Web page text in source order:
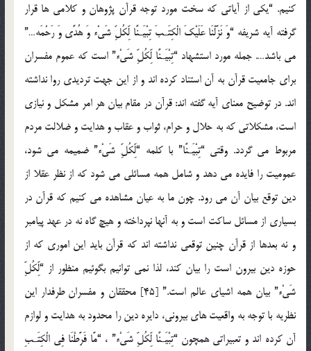
کنیم. “یکی از آیاتی که سخت مورد توجه قرآن پژوهان و کلامی ها قرار
گرفته آیه شریفه “وَ نَزَّلْنَا عَلَیْکَ الْکِتَـبَ تِبْیَـنًا لِّکُلِّ شَیْء وَ هُدًی وَ رَحْمَه…”
می باشد…. جمله مورد استشهاد “تِبْیَـنًا لِّکُلِّ شَیْء” است که عموم مفسران
برای جامعیت قرآن به آن استناد کرده اند و از این جهت تردیدی روا نداشته
اند. در توضیح معنای آیه گفته اند: قرآن در مقام بیان هر امر مشکل و نیازی
است، مشکلاتی که به حلال و حرام، ثواب و عقاب و هدایت و ضلالت مردم
مربوط می گردد. وقتی “تِبْیَـنًا” با کلمه “لِّکُلِّ شَیْء” ضمیمه می شود،
عمومیت را فایده می دهد و شامل همه مسائلی می شود که از نظر عقلا از
دین توقع بیان آن می رود. چون ما به عیان مشاهده می کنیم که قرآن در
بسیاری از مسائل ساکت است و به آنها نپرداخته و هیچ گاه نه در عهد پیامبر
و نه بعدها از قرآن چنین توقعی نداشته اند که قرآن باید این اموری که از
حوزه دین بیرون است را بیان کند، لذا نمی توانیم بگوئیم منظور از “لِّکُلِّ
شَیْء” بیان همه اشیای عالم است.” [45] محققان و مفسران طرفدار این
نظریه با توجه به واقعیت های بیرونی، دایره دین را محدود به هدایت و لوازم
آن کرده اند و تعبیراتی همچون “تِبْیَـنًا لِّکُلِّ شَیْء” ، “مَّا فَرَّطْنَا فِی الْکِتَـبِ